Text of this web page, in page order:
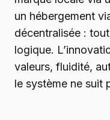
un hébergement
décentralisée :
logique.
valeurs, fluidité,
le système ne suit